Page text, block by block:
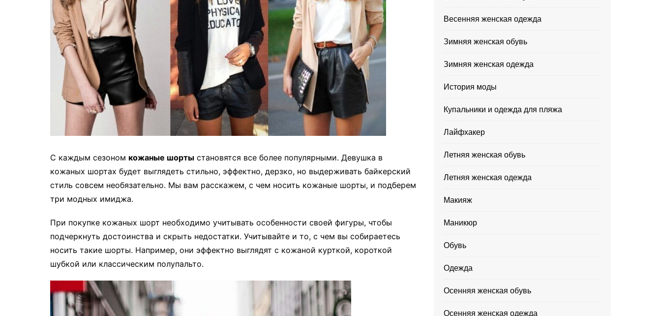
С каждым сезоном кожаные шорты становятся все более популярными. Девушка в
кожаных шортах будет выглядеть стильно, эффектно, дерзко, но выдерживать байкерский
стиль совсем необязательно. Мы вам расскажем, с чем носить кожаные шорты, и подберем
три модных имиджа.
При покупке кожаных шорт необходимо учитывать особенности своей фигуры, чтобы
подчеркнуть достоинства и скрыть недостатки. Учитывайте и то, с чем вы собираетесь
носить такие шорты. Например, они эффектно выглядят с кожаной курткой, короткой
шубкой или классическим полупальто.
Весенняя женская одежда
Зимняя женская обувь
Зимняя женская одежда
История моды
Купальники и одежда для пляжа
Лайфхакер
Летняя женская обувь
Летняя женская одежда
Макияж
Маникюр
Обувь
Одежда
Осенняя женская обувь
Осенняя женская одежда